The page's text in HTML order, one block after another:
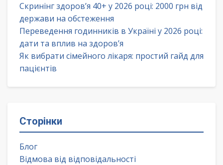
Скринінг здоров’я 40+ у 2026 році: 2000 грн від
держави на обстеження
Переведення годинників в Україні у 2026 році:
дати та вплив на здоров’я
Як вибрати сімейного лікаря: простий гайд для
пацієнтів
Сторінки
Блог
Відмова від відповідальності